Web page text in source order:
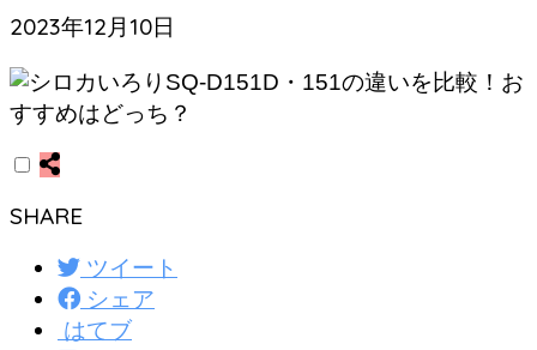
2023年12月10日
SHARE
ツイート
シェア
はてブ